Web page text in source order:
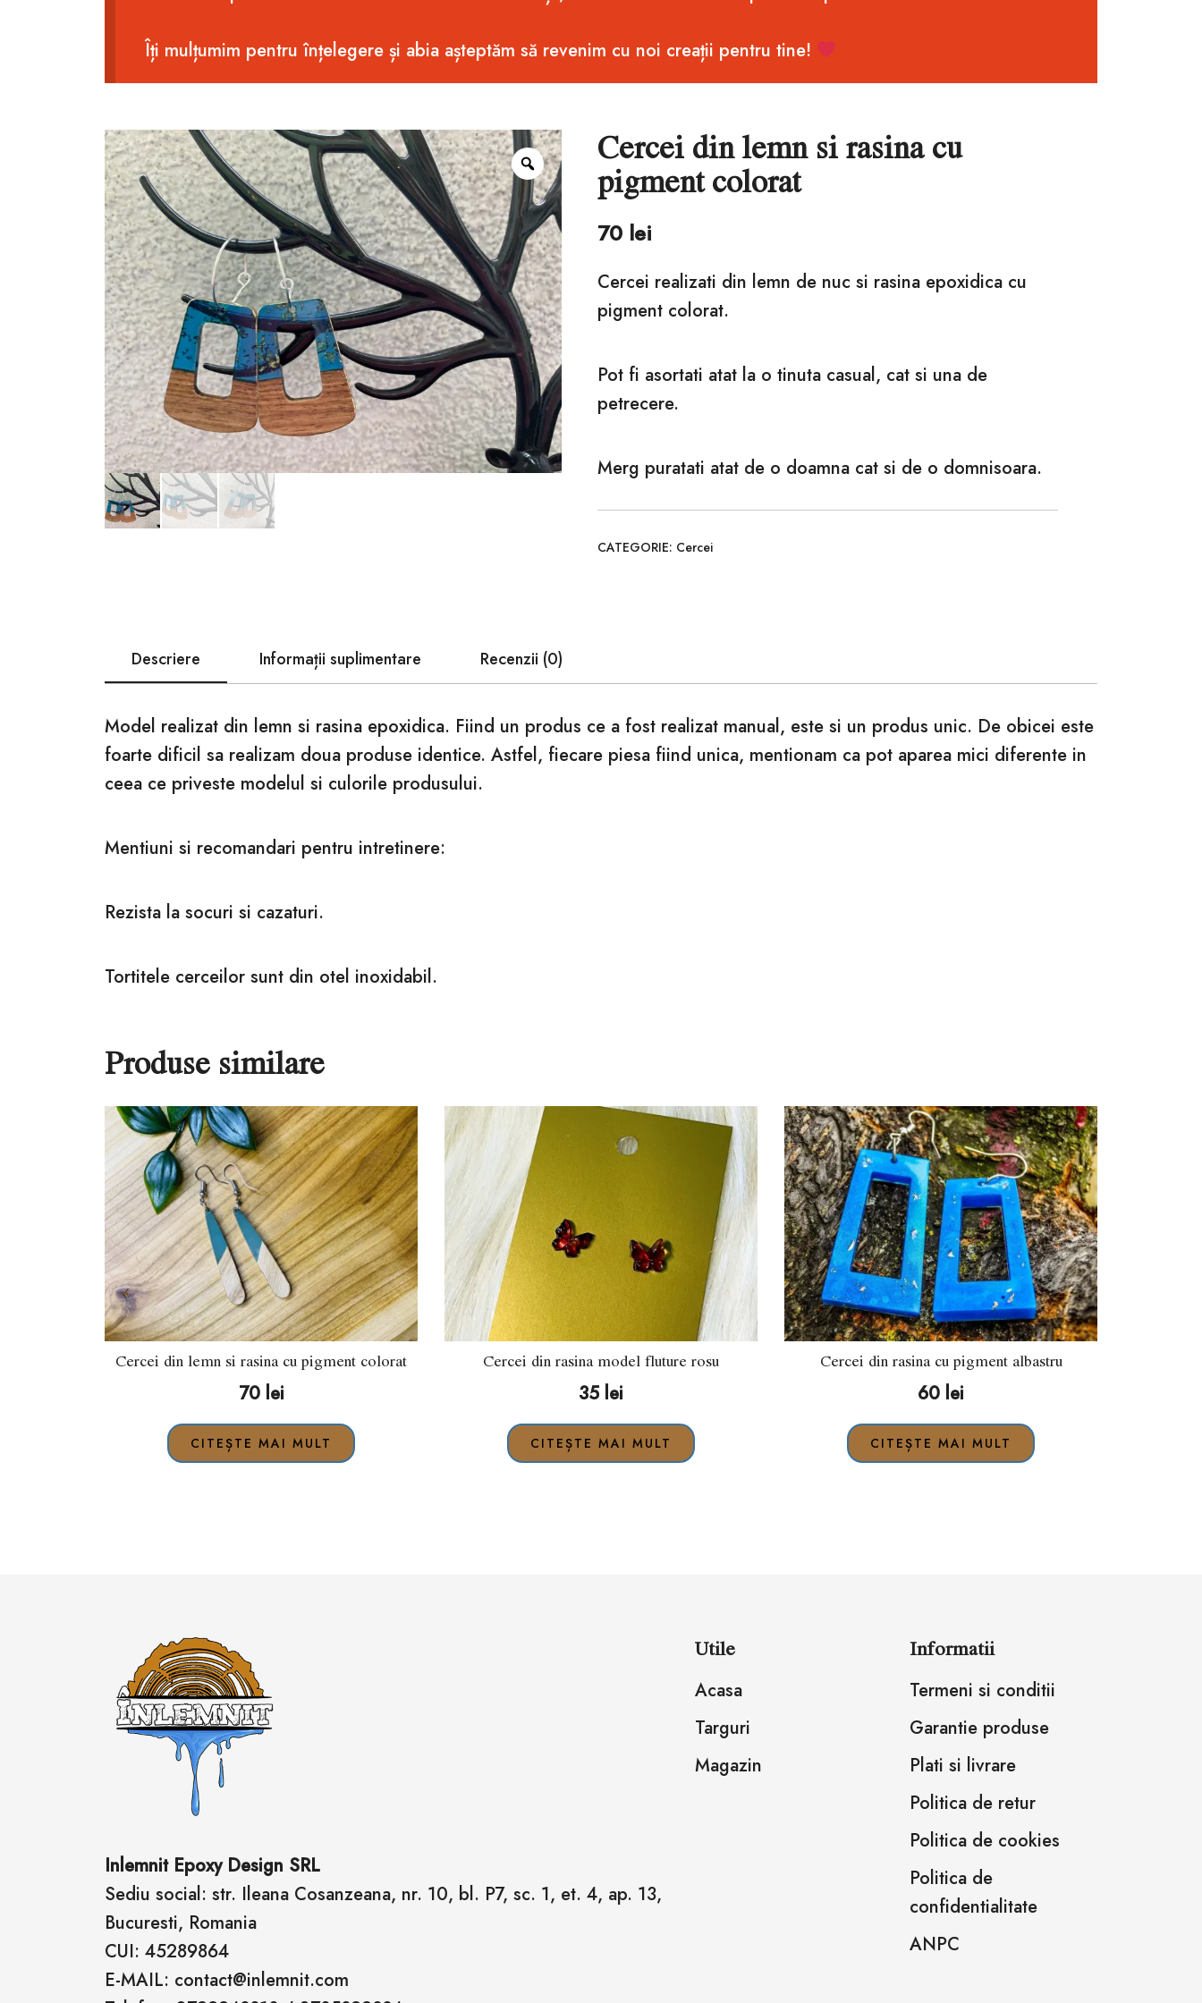
Îți mulțumim pentru înțelegere și abia așteptăm să revenim cu noi creații pentru tine!
Zoom Cercei din lemn si rasina cu
pigment colorat
70 lei
Cercei realizati din lemn de nuc si rasina epoxidica cu
pigment colorat.
Pot fi asortati atat la o tinuta casual, cat si una de
petrecere.
Merg puratati atat de o doamna cat si de o domnisoara.
CATEGORIE: Cercei
Descriere Informații suplimentare Recenzii (0)
Model realizat din lemn si rasina epoxidica. Fiind un produs ce a fost realizat manual, este si un produs unic. De obicei este
foarte dificil sa realizam doua produse identice. Astfel, fiecare piesa fiind unica, mentionam ca pot aparea mici diferente in
ceea ce priveste modelul si culorile produsului.
Mentiuni si recomandari pentru intretinere:
Rezista la socuri si cazaturi.
Tortitele cerceilor sunt din otel inoxidabil.
Produse similare
Cercei din lemn si rasina cu pigment colorat
70 lei
CITEȘTE MAI MULT
Cercei din rasina model fluture rosu
35 lei
CITEȘTE MAI MULT
Cercei din rasina cu pigment albastru
60 lei
CITEȘTE MAI MULT
Inlemnit Epoxy Design SRL
Sediu social: str. Ileana Cosanzeana, nr. 10, bl. P7, sc. 1, et. 4, ap. 13,
Bucuresti, Romania
CUI: 45289864
E-MAIL: contact@inlemnit.com
Utile
Acasa
Targuri
Magazin
Informatii
Termeni si conditii
Garantie produse
Plati si livrare
Politica de retur
Politica de cookies
Politica de
confidentialitate
ANPC